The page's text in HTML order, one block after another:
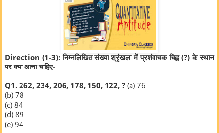
Direction (1-3): निम्नलिखित संख्या श्रृंखला में प्रशंवाचक चिह्न (?) के स्थान
पर क्या आना चाहिए-
Q1. 262, 234, 206, 178, 150, 122, ? (a) 76
(b) 78
(c) 84
(d) 89
(e) 94